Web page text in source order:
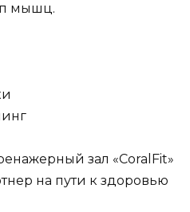
мышц.
зал «CoralFit»
на пути к здоровью